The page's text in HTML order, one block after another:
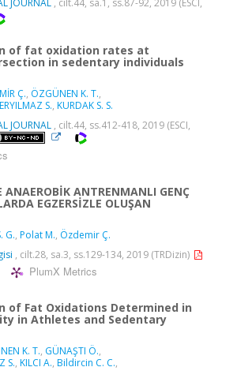
JOURNAL , cilt.44, sa.1, ss.87-92, 2019 (ESCI,
of fat oxidation rates at
in sedentary individuals
Ç., ÖZGÜNEN K. T.,
S., KURDAK S. S.
JOURNAL , cilt.44, ss.412-418, 2019 (ESCI,
ANAEROBİK ANTRENMANLI GENÇ
EGZERSİZLE OLUŞAN
G., Polat M., Özdemir Ç.
, cilt.28, sa.3, ss.129-134, 2019 (TRDizin)
PlumX Metrics
of Fat Oxidations Determined in
in Athletes and Sedentary
K. T., GÜNAŞTI Ö.,
S., KILCI A., Bildircin C. C.,